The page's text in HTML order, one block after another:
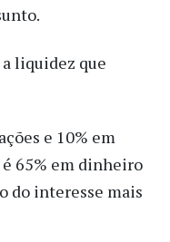
liquidez que
e 10% em
65% em dinheiro
do interesse mais